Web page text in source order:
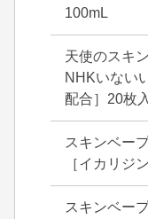
100mL
天使のスキ
NHKいない
配合］20枚入
スキンベー
［イカリジ
スキンベー